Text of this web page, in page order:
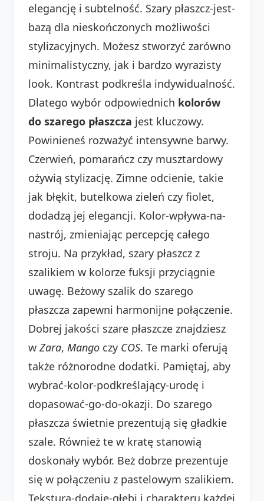
elegancję i subtelność. Szary płaszcz-jest-
bazą dla nieskończonych możliwości
stylizacyjnych. Możesz stworzyć zarówno
minimalistyczny, jak i bardzo wyrazisty
look. Kontrast podkreśla indywidualność.
Dlatego wybór odpowiednich kolorów
do szarego płaszcza jest kluczowy.
Powinieneś rozważyć intensywne barwy.
Czerwień, pomarańcz czy musztardowy
ożywią stylizację. Zimne odcienie, takie
jak błękit, butelkowa zieleń czy fiolet,
dodadzą jej elegancji. Kolor-wpływa-na-
nastrój, zmieniając percepcję całego
stroju. Na przykład, szary płaszcz z
szalikiem w kolorze fuksji przyciągnie
uwagę. Beżowy szalik do szarego
płaszcza zapewni harmonijne połączenie.
Dobrej jakości szare płaszcze znajdziesz
w Zara, Mango czy COS. Te marki oferują
także różnorodne dodatki. Pamiętaj, aby
wybrać-kolor-podkreślający-urodę i
dopasować-go-do-okazji. Do szarego
płaszcza świetnie prezentują się gładkie
szale. Również te w kratę stanowią
doskonały wybór. Beż dobrze prezentuje
się w połączeniu z pastelowym szalikiem.
Tekstura-dodaje-głębi i charakteru każdej